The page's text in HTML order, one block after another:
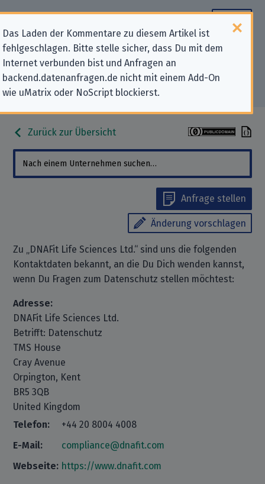
Das Laden der Kommentare zu diesem Artikel ist
fehlgeschlagen. Bitte stelle sicher, dass Du mit dem
Internet verbunden bist und Anfragen an
backend.datenanfragen.de nicht mit einem Add-On
wie uMatrix oder NoScript blockierst.
Datenschutz-Kontaktdaten für
„DNAFit Life Sciences Ltd.“
Zurück zur Übersicht
Anfrage stellen
Änderung vorschlagen
Zu „DNAFit Life Sciences Ltd.“ sind uns die folgenden
Kontaktdaten bekannt, an die Du Dich wenden kannst,
wenn Du Fragen zum Datenschutz stellen möchtest:
Adresse:
DNAFit Life Sciences Ltd.
Betrifft: Datenschutz
TMS House
Cray Avenue
Orpington, Kent
BR5 3QB
United Kingdom
Telefon:
+44 20 8004 4008
E-Mail:
compliance@dnafit.com
Webseite: https://www.dnafit.com